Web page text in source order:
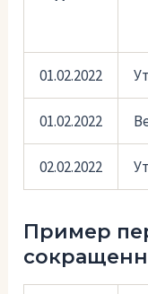
01.02.2022
01.02.2022
02.02.2022
Пример